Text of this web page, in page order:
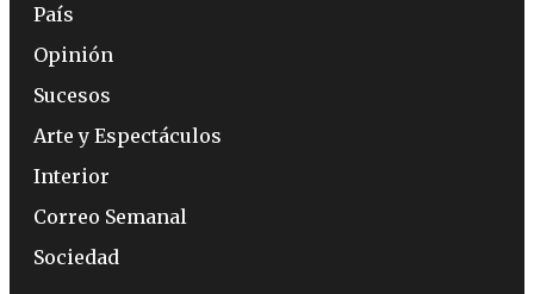
País
Opinión
Sucesos
Arte y Espectáculos
Interior
Correo Semanal
Sociedad